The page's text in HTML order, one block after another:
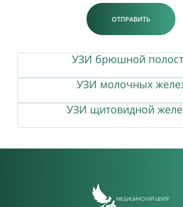
ОТПРАВИТЬ
УЗИ брюшной
УЗИ молочных
УЗИ щитовидной